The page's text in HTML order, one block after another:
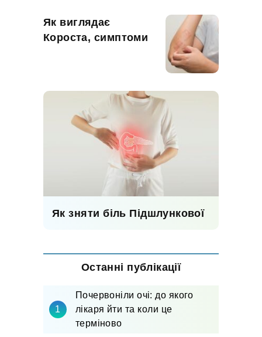
Як виглядає
Короста, симптоми
Як зняти біль Підшлункової
Останні публікації
Почервоніли очі: до якого
лікаря йти та коли це
терміново